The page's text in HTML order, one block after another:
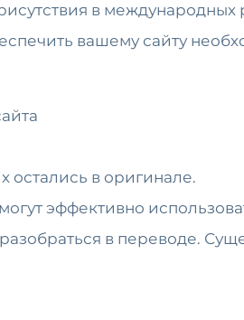
в
вашему сайту
остались в оригинале.
эффективно
в переводе.